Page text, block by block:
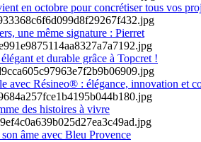
en octobre pour concrétiser tous vos
une même signature : Pierret
et durable grâce à Topcret !
avec Résineo® : élégance, innovation et
des histoires à vivre
âme avec Bleu Provence